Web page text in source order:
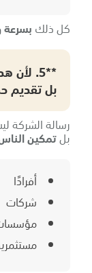
كل ذلك
**5.
بل تقديم
رسالة الشركة
بلتمكين
أفرادًا
شركات